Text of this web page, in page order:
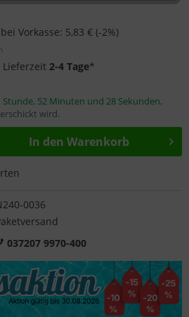
Vorkasse: 5,83 € (-2%)
Lieferzeit 2-4 Tage*
Stunde, 52 Minuten und 28 Sekunden,
wird.
In den Warenkorb
0036
037207 9970-400